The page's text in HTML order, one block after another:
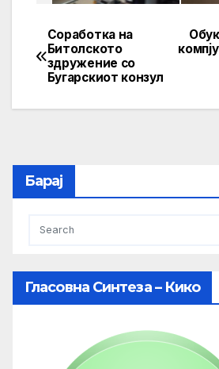
Post
navigation
Соработка на
Битолското
здружение со
Бугарскиот конзул
Барај
Гласовна Синтеза – Кико